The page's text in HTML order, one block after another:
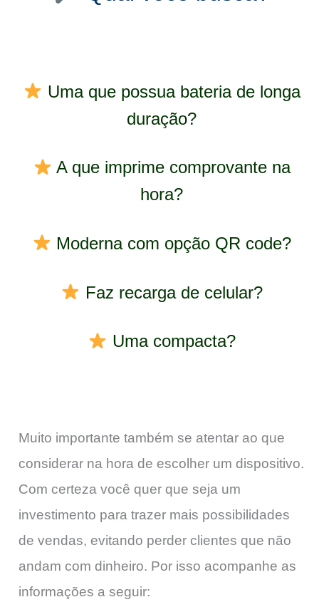
Uma que possua bateria de longa
duração?
A que imprime comprovante na
hora?
Moderna com opção QR code?
Faz recarga de celular?
Uma compacta?
Muito importante também se atentar ao que
considerar na hora de escolher um dispositivo.
Com certeza você quer que seja um
investimento para trazer mais possibilidades
de vendas, evitando perder clientes que não
andam com dinheiro. Por isso acompanhe as
informações a seguir: